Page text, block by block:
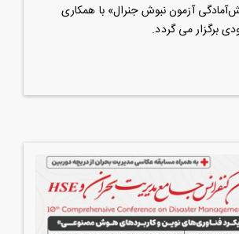
آزمون نبوش جنرال» با همکاری
برگزار می گردد.